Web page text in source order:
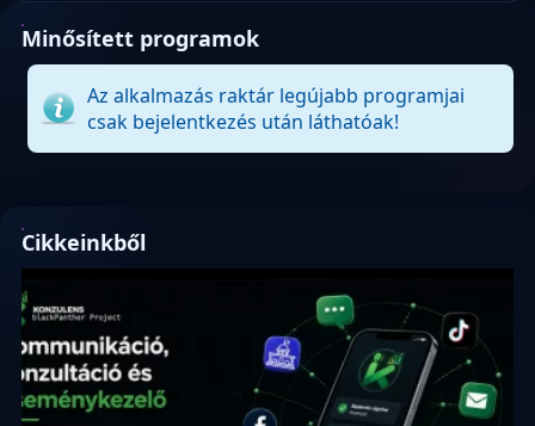
Minősített programok
Az alkalmazás raktár legújabb programjai
csak bejelentkezés után láthatóak!
Cikkeinkből